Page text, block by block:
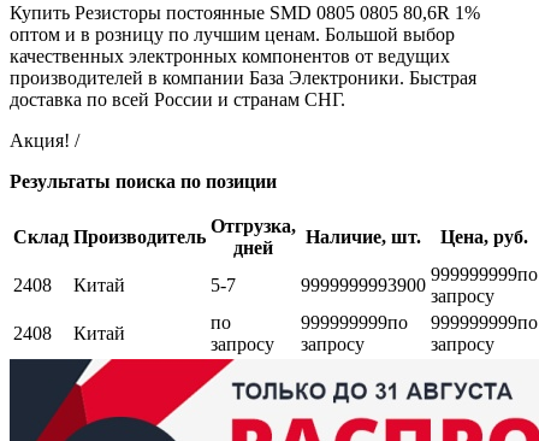
Купить Резисторы постоянные SMD 0805 0805 80,6R 1%
оптом и в розницу по лучшим ценам. Большой выбор
качественных электронных компонентов от ведущих
производителей в компании База Электроники. Быстрая
доставка по всей России и странам СНГ.
Акция! /
Результаты поиска по позиции
Склад Производитель
Отгрузка,
дней
Наличие, шт. Цена, руб.
2408 Китай 5-7 9999999993900
999999999по
запросу
2408
Китай
по
запросу
999999999по
запросу
999999999по
запросу